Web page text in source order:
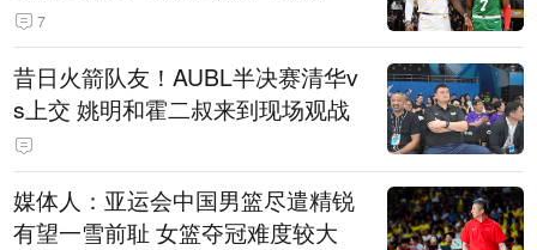
7
昔日火箭队友！AUBL半决赛清华v
s上交 姚明和霍二叔来到现场观战
媒体人：亚运会中国男篮尽遣精锐
有望一雪前耻 女篮夺冠难度较大